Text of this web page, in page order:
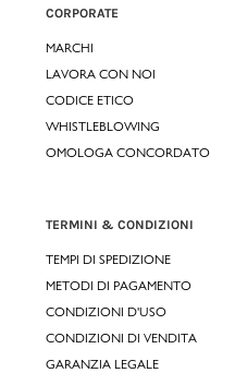
CORPORATE
MARCHI
LAVORA CON NOI
CODICE ETICO
WHISTLEBLOWING
OMOLOGA CONCORDATO
TERMINI & CONDIZIONI
TEMPI DI SPEDIZIONE
METODI DI PAGAMENTO
CONDIZIONI D'USO
CONDIZIONI DI VENDITA
GARANZIA LEGALE